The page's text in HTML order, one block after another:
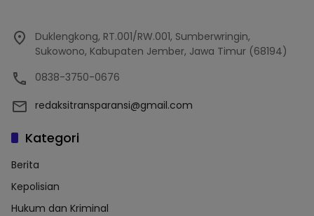
Duklengkong, RT.001/RW.001, Sumberwringin,
Sukowono, Kabupaten Jember, Jawa Timur (68194)
0838-3750-0676
redaksitransparansi@gmail.com
Kategori
Berita
Kepolisian
Hukum dan Kriminal